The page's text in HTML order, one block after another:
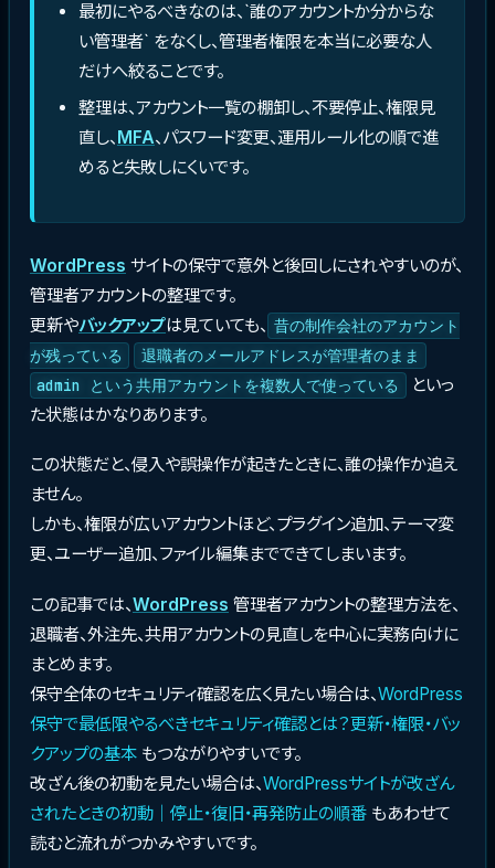
最初にやるべきなのは、`誰のアカウントか分からな
い管理者` をなくし、管理者権限を本当に必要な人
だけへ絞ることです。
整理は、アカウント一覧の棚卸し、不要停止、権限見
直し、MFA、パスワード変更、運用ルール化の順で進
めると失敗しにくいです。
WordPress サイトの保守で意外と後回しにされやすいのが、
管理者アカウントの整理です。
更新やバックアップは見ていても、 昔の制作会社のアカウント
が残っている
退職者のメールアドレスが管理者のまま
admin という共用アカウントを複数人で使っている
といっ
た状態はかなりあります。
この状態だと、侵入や誤操作が起きたときに、誰の操作か追え
ません。
しかも、権限が広いアカウントほど、プラグイン追加、テーマ変
更、ユーザー追加、ファイル編集までできてしまいます。
この記事では、WordPress 管理者アカウントの整理方法を、
退職者、外注先、共用アカウントの見直しを中心に実務向けに
まとめます。
保守全体のセキュリティ確認を広く見たい場合は、WordPress
保守で最低限やるべきセキュリティ確認とは？更新・権限・バッ
クアップの基本 もつながりやすいです。
改ざん後の初動を見たい場合は、WordPressサイトが改ざん
されたときの初動｜停止・復旧・再発防止の順番 もあわせて
読むと流れがつかみやすいです。